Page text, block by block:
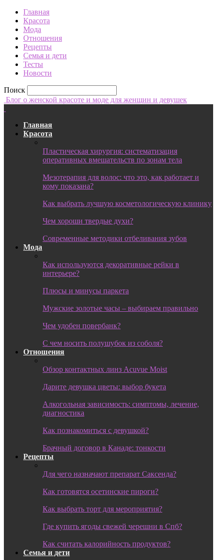
Главная
Красота
Мода
Отношения
Рецепты
Семья и дети
Тесты
Новости
Поиск
Блог о женской красоте и моде для женщин и девушек
Главная
Красота
Пластическая хирургия: систематизация
оперативных вмешательств по зонам тела
Мезотерапия для волос: что это, как работает и
кому показана?
Как выбрать лучшую косметологическую клинику
Чем хороши твердые духи?
Современные методики отбеливания зубов
Мода
Как используются декоративные рейки в
интерьере?
Плюсы и минусы паркета
Мужские золотые часы – выбираем правильно
Чем удобен повербанк?
С чем носить полушубок из соболя?
Отношения
Обзор контактных линз Acuvue Moist
Дарите девушка цветы: выбор букета
Алкогольная зависимость: симптомы, лечение,
диагностика
Как познакомиться с девушкой?
Брачный договор в Канаде: тонкости
Рецепты
Для чего назначают препарат Саксенда?
Как готовятся осетинские пироги?
Как выбрать торт для мероприятия?
Где купить ягоды свежей черешни в Спб?
Как считать калорийность продуктов?
Семья и дети